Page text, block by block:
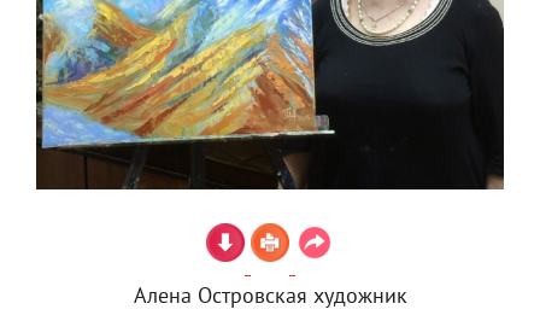
Алена Островская художник